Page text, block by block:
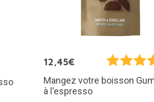
12,45€
Mangez votre boisson
à l'espresso